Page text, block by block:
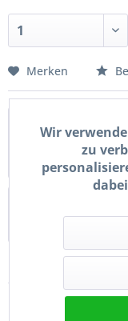
Merken
Beschreibung
Kupplungslamellen
Dieser neue,
Bewertungen
Wir
zu